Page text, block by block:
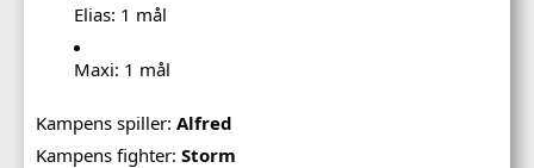
Elias: 1 mål
Maxi: 1 mål
Kampens spiller: Alfred
Kampens fighter: Storm